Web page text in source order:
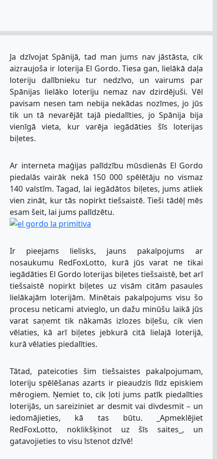
Ja dzīvojat Spānijā, tad man jums nav jāstāsta, cik
aizraujoša ir loterija El Gordo. Tiesa gan, lielākā daļa
loteriju dalībnieku tur nedzīvo, un vairums par
Spānijas lielāko loteriju nemaz nav dzirdējuši. Vēl
pavisam nesen tam nebija nekādas nozīmes, jo jūs
tik un tā nevarējāt tajā piedalīties, jo Spānija bija
vienīgā vieta, kur varēja iegādāties šīs loterijas
biļetes.
Ar interneta maģijas palīdzību mūsdienās El Gordo
piedalās vairāk nekā 150 000 spēlētāju no vismaz
140 valstīm. Tagad, lai iegādātos biļetes, jums atliek
vien zināt, kur tās nopirkt tiešsaistē. Tieši tādēļ mēs
esam šeit, lai jums palīdzētu.
Ir pieejams lielisks, jauns pakalpojums ar
nosaukumu RedFoxLotto, kurā jūs varat ne tikai
iegādāties El Gordo loterijas biļetes tiešsaistē, bet arī
tiešsaistē nopirkt biļetes uz visām citām pasaules
lielākajām loterijām. Minētais pakalpojums visu šo
procesu neticami atvieglo, un dažu minūšu laikā jūs
varat saņemt tik nākamās izlozes biļešu, cik vien
vēlaties, kā arī biļetes jebkurā citā lielajā loterijā,
kurā vēlaties piedalīties.
Tātad, pateicoties šim tiešsaistes pakalpojumam,
loteriju spēlēšanas azarts ir pieaudzis līdz episkiem
mērogiem. Ņemiet to, cik ļoti jums patīk piedalīties
loterijās, un sareiziniet ar desmit vai divdesmit – un
iedomājieties, kā tas būtu. _Apmeklējiet
RedFoxLotto, noklikšķinot uz šīs saites_, un
gatavojieties to visu īstenot dzīvē!